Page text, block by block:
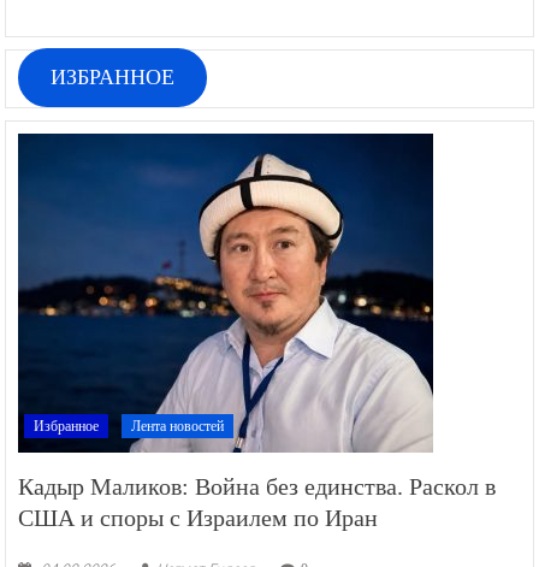
ИЗБРАННОЕ
Избранное Лента новостей
Кадыр Маликов: Война без единства. Раскол в
США и споры с Израилем по Иран